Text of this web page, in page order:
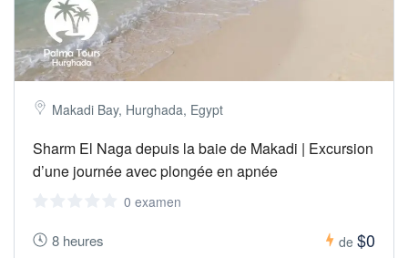
Makadi Bay, Hurghada, Egypt
Sharm El Naga depuis la baie de Makadi | Excursion
d’une journée avec plongée en apnée
0 examen
8 heures de $0